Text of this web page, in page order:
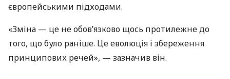
європейськими підходами.
«Зміна — це не обов’язково щось протилежне до
того, що було раніше. Це еволюція і збереження
принципових речей», — зазначив він.